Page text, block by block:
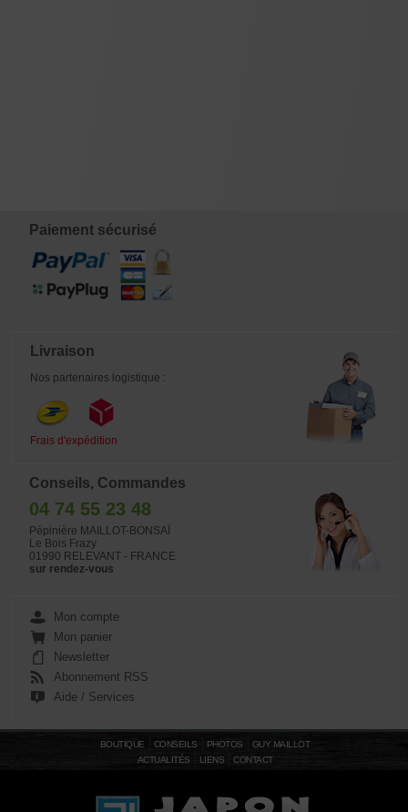
Paiement sécurisé
Livraison
Nos partenaires logistique :
Frais d'expédition
Conseils, Commandes
04 74 55 23 48
Pépinière MAILLOT-BONSAÏ
Le Bois Frazy
01990 RELEVANT - FRANCE
sur rendez-vous
Mon compte
Mon panier
Newsletter
Abonnement RSS
Aide / Services
BOUTIQUE CONSEILS PHOTOS
GUY MAILLOT
ACTUALITÉS
LIENS CONTACT